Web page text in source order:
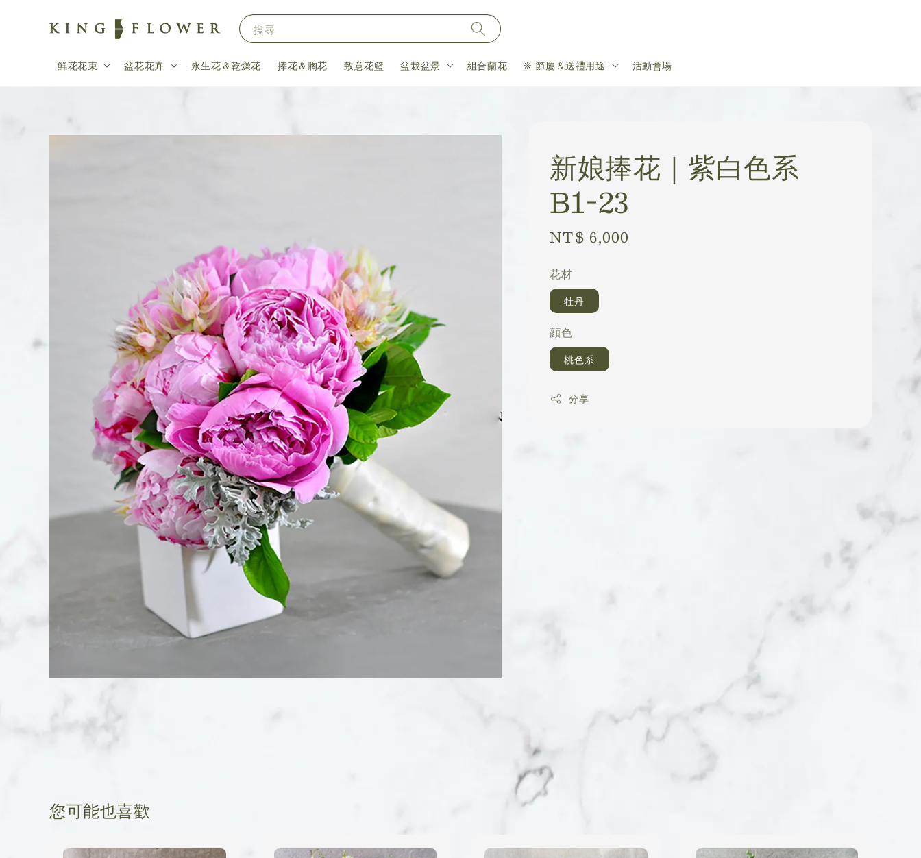
搜尋
鮮花花束 盆花花卉 永生花＆乾燥花 捧花＆胸花 致意花籃 盆栽盆景 組合蘭花 ❊ 節慶＆送禮用途 活動會場
新娘捧花｜紫白色系
B1-23
Regular
NT$ 6,000
花材
牡丹
顔色
桃色系
分享
您可能也喜歡